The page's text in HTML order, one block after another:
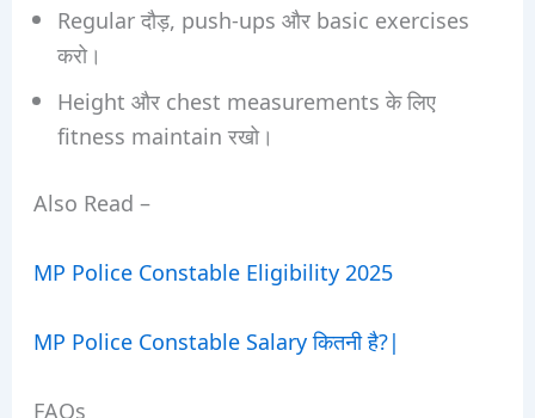
Regular दौड़, push-ups और basic exercises
करो।
Height और chest measurements के लिए
fitness maintain रखो।
Also Read –
MP Police Constable Eligibility 2025
MP Police Constable Salary कितनी है?|
FAQs